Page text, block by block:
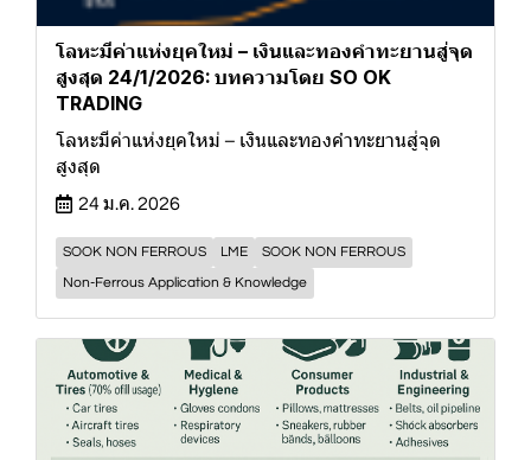
โลหะมีค่าแห่งยุคใหม่ – เงินและทองคำทะยานสู่จุด
สูงสุด 24/1/2026: บทความโดย SO OK
TRADING
โลหะมีค่าแห่งยุคใหม่ – เงินและทองคำทะยานสู่จุด
สูงสุด
24 ม.ค. 2026
SOOK NON FERROUS LME
SOOK NON FERROUS
Non-Ferrous Application & Knowledge